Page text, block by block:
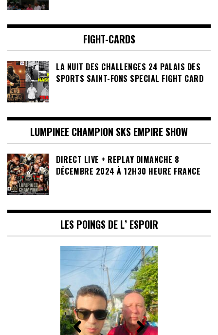
FIGHT-CARDS
LA NUIT DES CHALLENGES 24 PALAIS DES
SPORTS SAINT-FONS SPECIAL FIGHT CARD
LUMPINEE CHAMPION SKS EMPIRE SHOW
DIRECT LIVE + REPLAY DIMANCHE 8
DÉCEMBRE 2024 À 12H30 HEURE FRANCE
LES POINGS DE L’ ESPOIR